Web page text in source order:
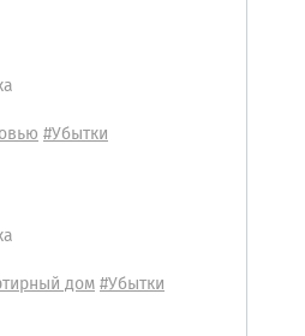
#Убытки
дом#Убытки